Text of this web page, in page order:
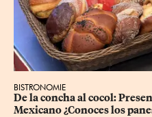
BISTRONOMIE
De la concha al cocol:
Mexicano ¿Conoces los